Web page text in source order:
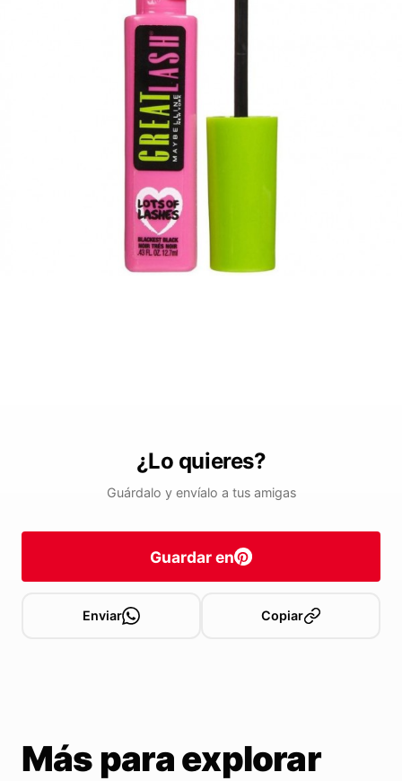
¿Lo quieres?
Guárdalo y envíalo a tus amigas
Guardar en
Enviar Copiar
Más para explorar